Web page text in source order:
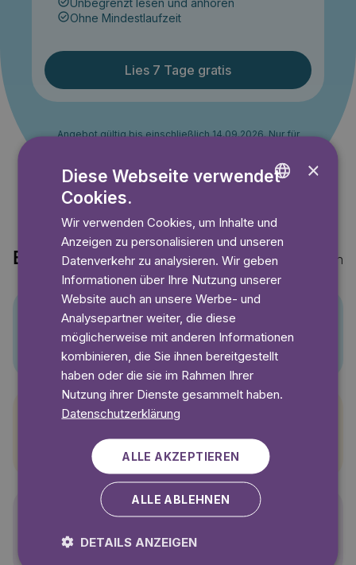
Unbegrenzt lesen und anhören
Ohne Mindestlaufzeit
Lies 7 Tage gratis
Angebot gültig bis einschließlich 14.09.2026. Nur für
Entdecke auch Mehr anzeigen
Polly Pocket
GERMAN
×
Diese Webseite verwendet
Cookies.
Wir verwenden Cookies, um Inhalte und
Anzeigen zu personalisieren und unseren
Datenverkehr zu analysieren. Wir geben
Informationen über Ihre Nutzung unserer
Website auch an unsere Werbe- und
Analysepartner weiter, die diese
möglicherweise mit anderen Informationen
kombinieren, die Sie ihnen bereitgestellt
haben oder die sie im Rahmen Ihrer
Nutzung ihrer Dienste gesammelt haben.
Datenschutzerklärung
ALLE AKZEPTIEREN
ALLE ABLEHNEN
DETAILS ANZEIGEN